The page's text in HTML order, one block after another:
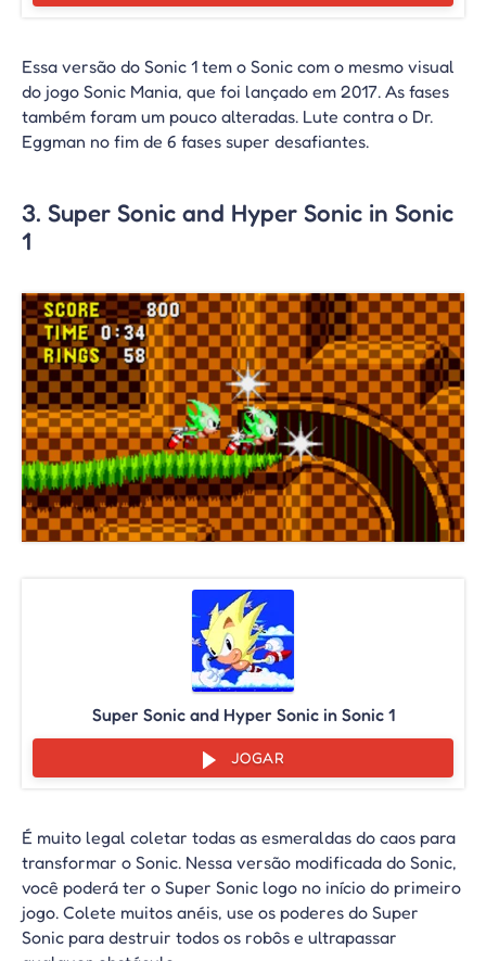
Essa versão do Sonic 1 tem o Sonic com o mesmo visual
do jogo Sonic Mania, que foi lançado em 2017. As fases
também foram um pouco alteradas. Lute contra o Dr.
Eggman no fim de 6 fases super desafiantes.
3. Super Sonic and Hyper Sonic in Sonic
1
Super Sonic and Hyper Sonic in Sonic 1
JOGAR
É muito legal coletar todas as esmeraldas do caos para
transformar o Sonic. Nessa versão modificada do Sonic,
você poderá ter o Super Sonic logo no início do primeiro
jogo. Colete muitos anéis, use os poderes do Super
Sonic para destruir todos os robôs e ultrapassar